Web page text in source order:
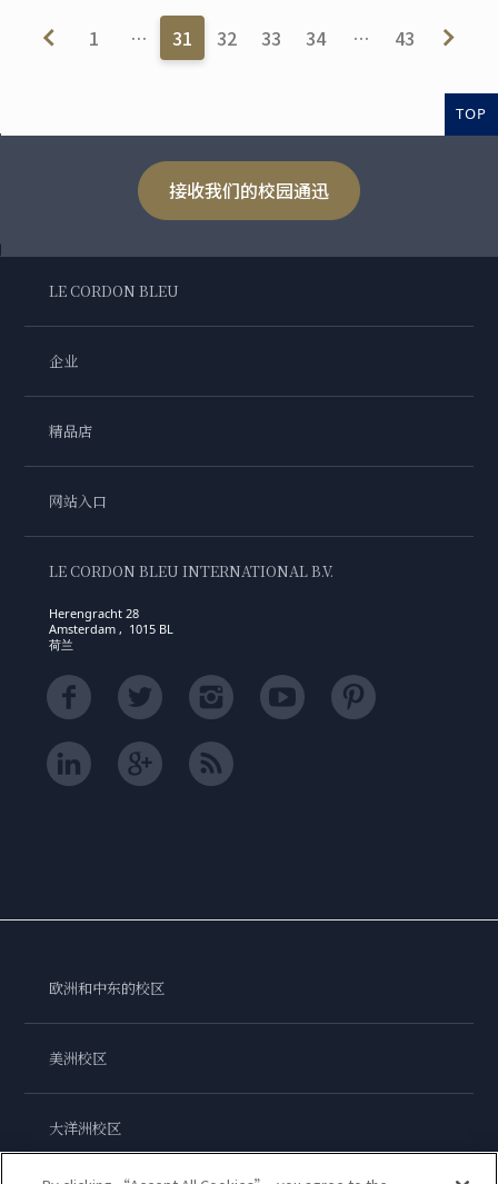
1 … 31 32 33 34 … 43
TOP
接收我们的校园通迅
LE CORDON BLEU
企业
精品店
网站入口
LE CORDON BLEU INTERNATIONAL B.V.
Herengracht 28
Amsterdam , 1015 BL
荷兰
欧洲和中东的校区
美洲校区
大洋洲校区